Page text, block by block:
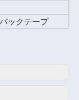
ックテープ